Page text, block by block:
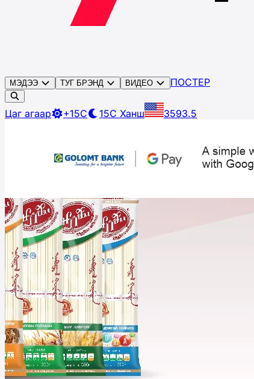
МЭДЭЭ ТУГ БРЭНД ВИДЕО ПОСТЕР
Цаг агаар +15C 15C Ханш 3593.5